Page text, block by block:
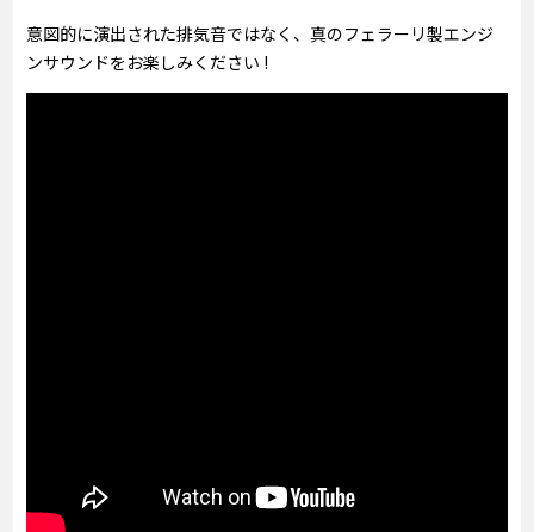
意図的に演出された排気音ではなく、真のフェラーリ製エンジ
ンサウンドをお楽しみください !